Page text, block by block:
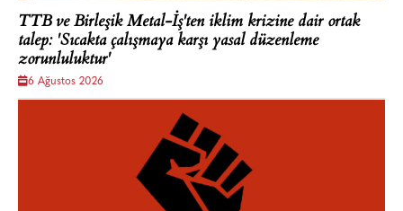
TTB ve Birleşik Metal-İş'ten iklim krizine dair ortak
talep: 'Sıcakta çalışmaya karşı yasal düzenleme
zorunluluktur'
6 Ağustos 2026